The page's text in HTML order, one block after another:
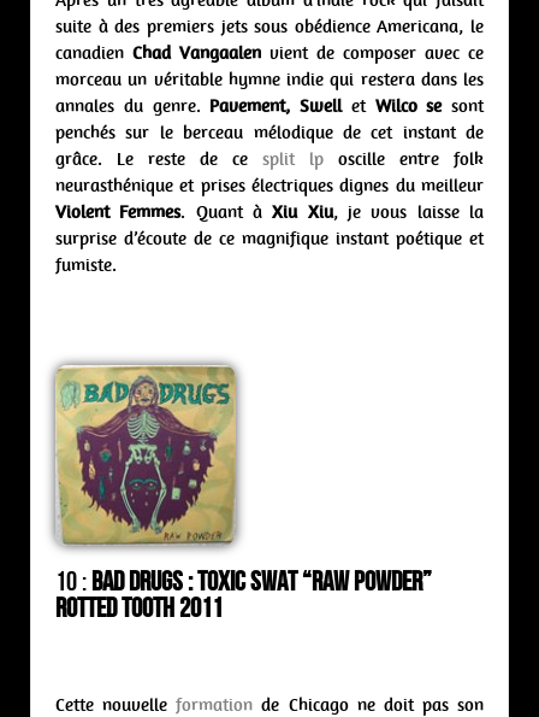
suite à des premiers jets sous obédience Americana, le
canadien Chad Vangaalen vient de composer avec ce
morceau un véritable hymne indie qui restera dans les
annales du genre. Pavement, Swellet Wilco sesont
penchés sur le berceau mélodique de cet instant de
grâce. Le reste de ce split lp oscille entre folk
neurasthénique et prises électriques dignes du meilleur
Violent Femmes. Quant àXiu Xiu, je vous laisse la
surprise d’écoute de ce magnifique instant poétique et
fumiste.
10 :Bad Drugs : toxic swat “Raw Powder”
Rotted Tooth 2011
Cette nouvelleformation de Chicago ne doit pas son